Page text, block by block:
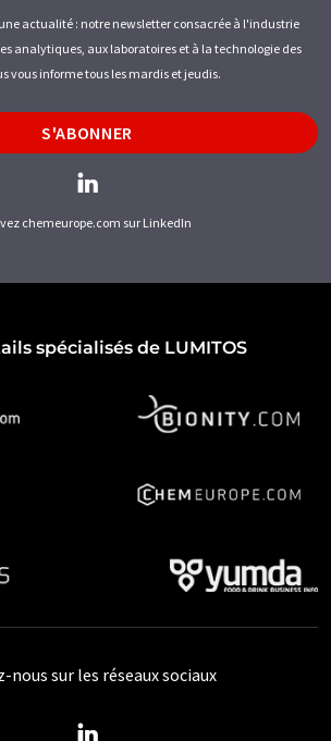
actualité : notre newsletter consacrée à l'industrie
analytiques, aux laboratoires et à la technologie des
vous informe tous les mardis et jeudis.
S'ABONNER
chemeurope.com sur LinkedIn
spécialisés de LUMITOS
nous sur les réseaux sociaux